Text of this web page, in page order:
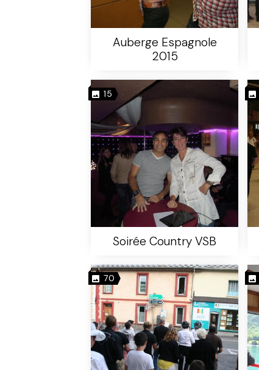
Auberge Espagnole
2015
15
Soirée Country VSB
70